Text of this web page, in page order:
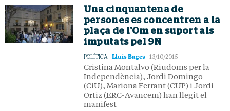
Una cinquantena de
persones es concentren a la
plaça de l'Om en suport als
imputats pel 9N
POLÍTICA Lluís Bages 13/10/2015
Cristina Montalvo (Riudoms per la
Independència), Jordi Domingo
(CiU), Mariona Ferrant (CUP) i Jordi
Ortiz (ERC-Avancem) han llegit el
manifest